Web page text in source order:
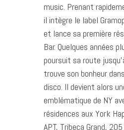
music. Prenant
il intègre le label
et lance sa première
Bar. Quelques années
poursuit sa route
trouve son bonheur
disco. Il devient alors
emblématique de NY
résidences aux York
APT, Tribeca Grand,